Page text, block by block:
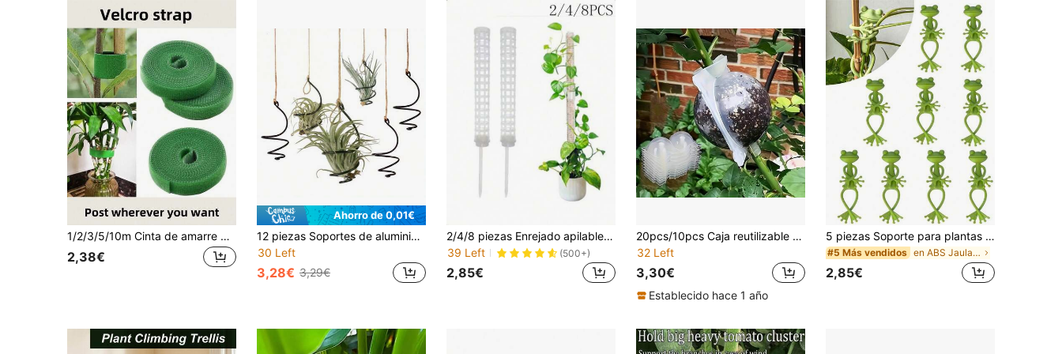
1/2/3/5/10m Cinta de amarre de plantas resistente a la intemperie, cierre de gancho y bucle flexible y reutilizable, especial para dar forma a enredaderas de jardín y atar flores, diseño duradero y reutilizable, excelente para jardinería al aire libre, arreglo de plantas verdes del patio y fijación de ramas
2,38€
Ahorro de 0,01€
12 piezas Soportes de aluminio negro en espiral para plantas de aire - Macetas colgantes sin tierra, adecuadas para orquídeas y decoración de jardín
30 Left
3,28€ 3,29€
2/4/8 piezas Enrejado apilable para plantas trepadoras, poste de musgo hueco de plástico, estaca de soporte para plantas de enredadera en maceta
39 Left
(500+)
2,85€
20pcs/10pcs Caja reutilizable para el crecimiento de raíces de plantas, bola de propagación de alta presión, dispositivo de enraizamiento y injerto botánico para propagación rápida de plantas, vaina de acodo aéreo
32 Left
3,30€
Establecido hace 1 año
5 piezas Soporte para plantas con forma de rana con extremidades móviles, adecuado para plantas en maceta, suculentas y pequeñas plantas verdes. Excelente para la sala de estar, el balcón, el estudio y la oficina. Hecho de material PP duradero, ideal para la decoración de jardinería interior y un maravilloso regalo para el Día de la Madre o el cumpleaños.
#5 Más vendidos en ABS Jaulas y soportes para plantas
2,85€